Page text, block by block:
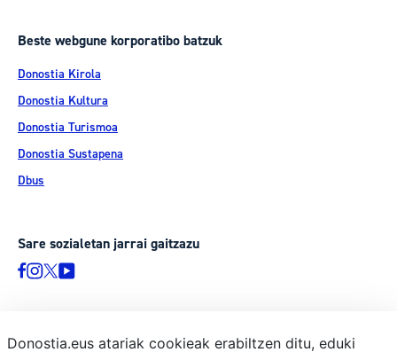
Beste webgune korporatibo batzuk
Donostia Kirola
Donostia Kultura
Donostia Turismoa
Donostia Sustapena
Dbus
Sare sozialetan jarrai gaitzazu
Donostia.eus atariak cookieak erabiltzen ditu, eduki